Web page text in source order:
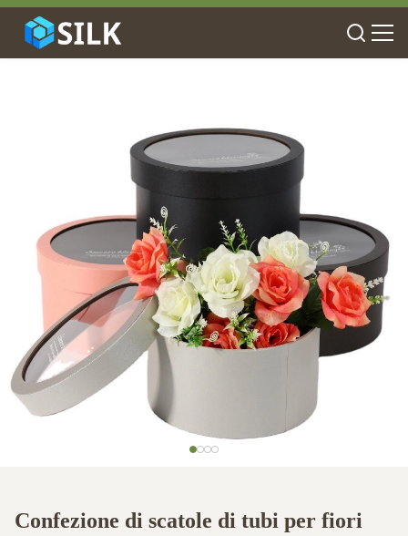
Confezione di scatole di tubi per fiori